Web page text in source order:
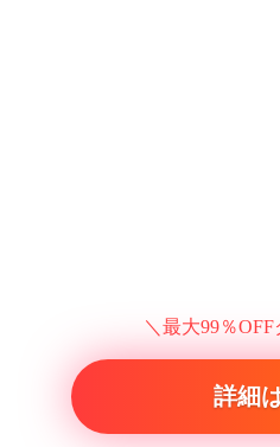
＼最大99％
詳細